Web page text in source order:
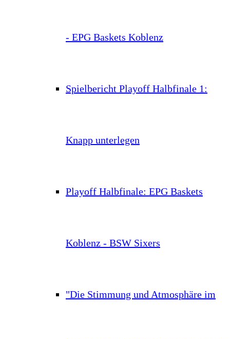
- EPG Baskets Koblenz
Spielbericht Playoff Halbfinale 1:
Knapp unterlegen
Playoff Halbfinale: EPG Baskets
Koblenz - BSW Sixers
"Die Stimmung und Atmosphäre im